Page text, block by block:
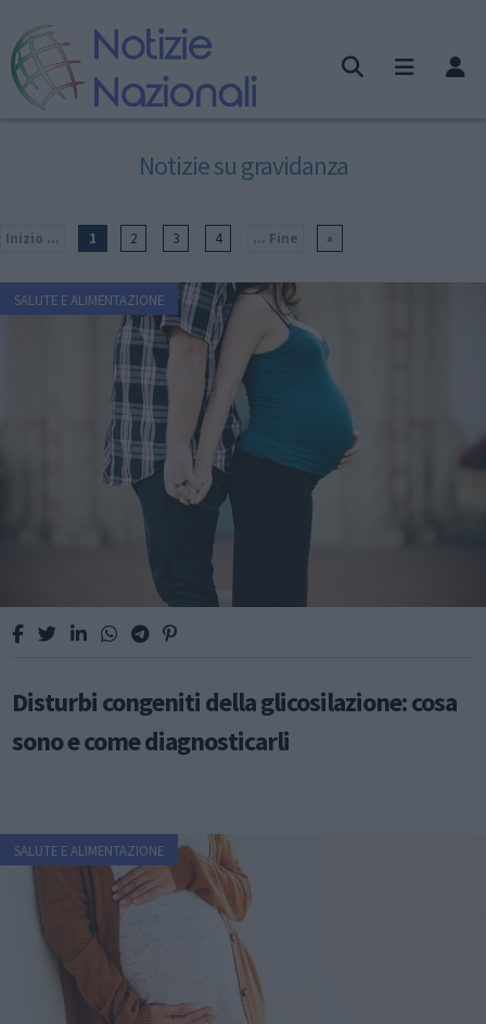
Notizie su gravidanza
Inizio ... 1 2 3 4 ... Fine »
SALUTE E ALIMENTAZIONE
Disturbi congeniti della glicosilazione: cosa
sono e come diagnosticarli
SALUTE E ALIMENTAZIONE